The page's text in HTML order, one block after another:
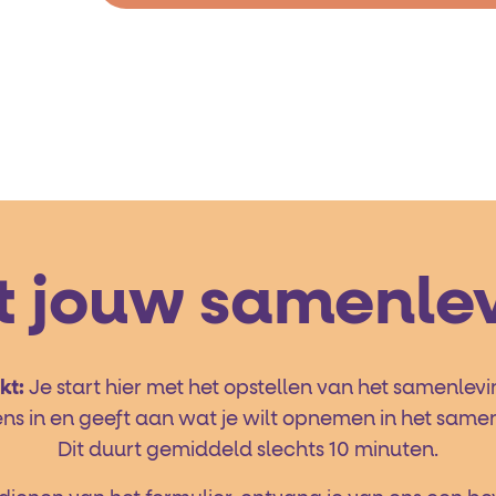
jouw
Je start hier met het opstellen van het
in en geeft aan wat je wilt opnemen in het
Dit duurt gemiddeld slechts 10 minuten.